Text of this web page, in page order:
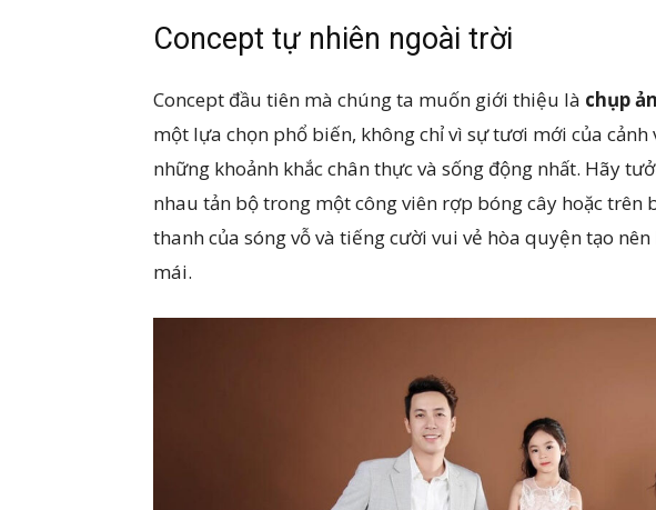
Concept tự nhiên ngoài trời
Concept đầu tiên mà chúng ta muốn giới thiệu là chụp
một lựa chọn phổ biến, không chỉ vì sự tươi mới của
những khoảnh khắc chân thực và sống động nhất. Hãy
nhau tản bộ trong một công viên rợp bóng cây hoặc trên
thanh của sóng vỗ và tiếng cười vui vẻ hòa quyện tạo
mái.